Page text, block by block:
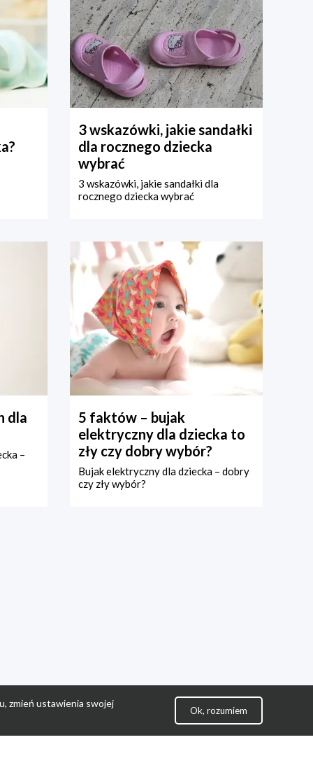
3 wskazówki, jakie sandałki
dla rocznego dziecka
wybrać
3 wskazówki, jakie sandałki dla
rocznego dziecka wybrać
dla
–
5 faktów – bujak
elektryczny dla dziecka to
zły czy dobry wybór?
Bujak elektryczny dla dziecka – dobry
czy zły wybór?
zmień ustawienia swojej
Ok, rozumiem